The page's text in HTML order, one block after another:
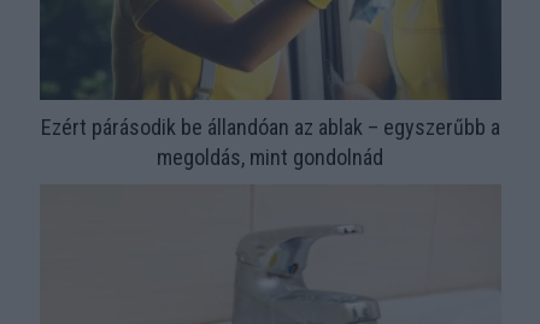
Ezért párásodik be állandóan az ablak – egyszerűbb a
megoldás, mint gondolnád